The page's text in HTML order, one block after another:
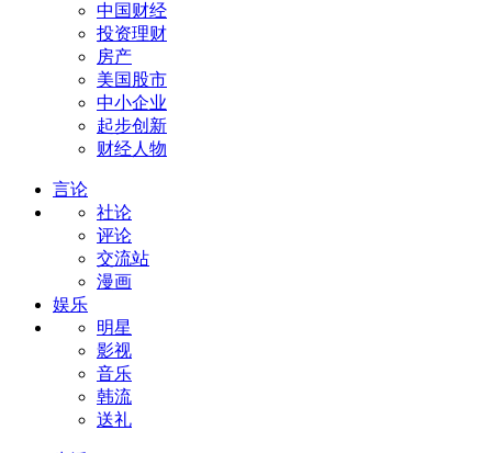
中国财经
投资理财
房产
美国股市
中小企业
起步创新
财经人物
言论
社论
评论
交流站
漫画
娱乐
明星
影视
音乐
韩流
送礼